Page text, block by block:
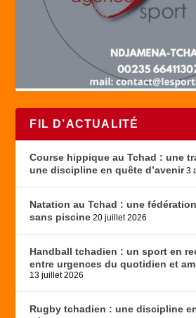
FIL D’ACTUALITÉ
Course hippique au Tchad : une
une discipline en quête d’avenir 3
Natation au Tchad : une
sans piscine 20 juillet 2026
Handball tchadien : un sport en
entre urgences du quotidien et
13 juillet 2026
Rugby tchadien : une discipline